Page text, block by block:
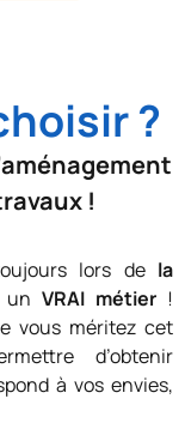
?
!
lors de la
un VRAI métier !
vous méritez cet
d’obtenir
à vos envies,